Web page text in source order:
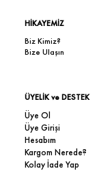
HİKAYEMİZ
Biz Kimiz?
Bize Ulaşın
ÜYELİK ve DESTEK
Üye Ol
Üye Girişi
Hesabım
Kargom Nerede?
Kolay İade Yap